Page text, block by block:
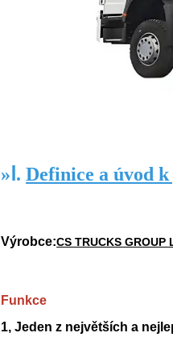
» Ⅰ.Definice a úvod
Výrobce:CS TRUCKS GROUP
Funkce
1, Jeden z největších a